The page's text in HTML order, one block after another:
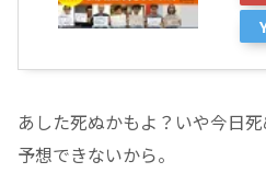
あした死ぬかもよ？いや今日
予想できないから。